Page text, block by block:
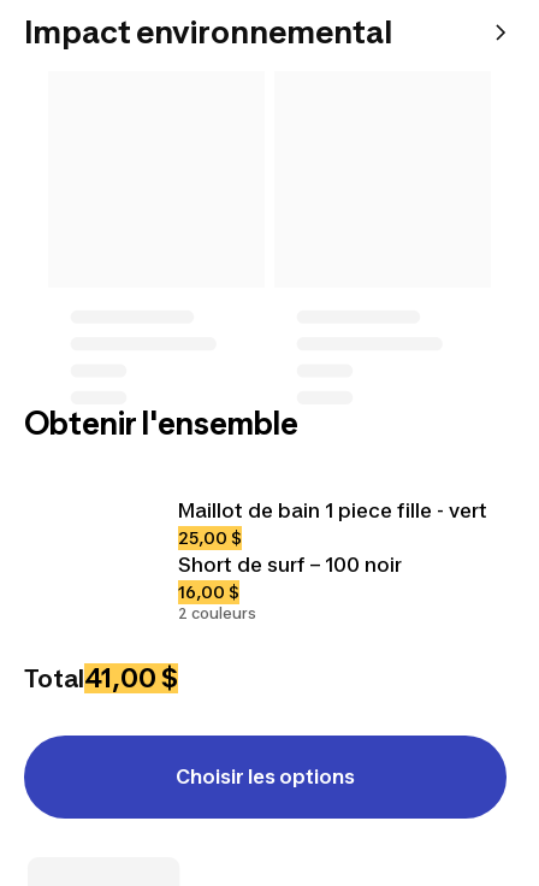
Impact environnemental
Obtenir l'ensemble
Maillot de bain 1 piece fille - vert
25,00 $
Short de surf – 100 noir
16,00 $
2 couleurs
Total41,00 $
Choisir les options